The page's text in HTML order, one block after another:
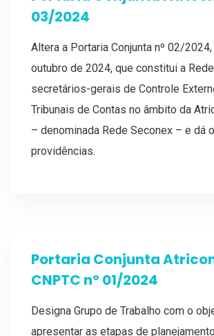
03/2024
Altera a Portaria Conjunta nº 02/
outubro de 2024, que constitui a
secretários-gerais de Controle
Tribunais de Contas no âmbito da
– denominada Rede Seconex – e dá
providências.
Portaria Conjunta Atricon
CNPTC nº 01/2024
Designa Grupo de Trabalho com o
apresentar as etapas de